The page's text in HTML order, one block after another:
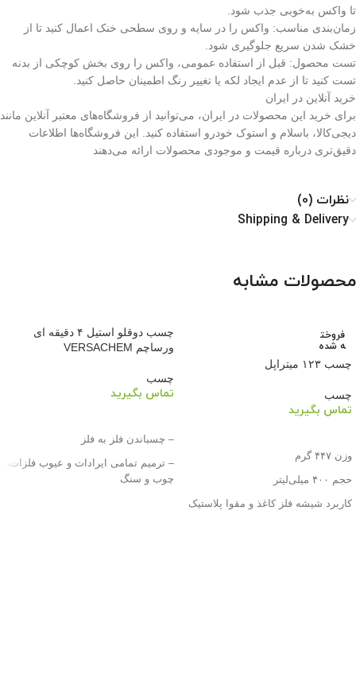
تا واکس به‌خوبی جذب شود.
زمان‌بندی مناسب: واکس را در سایه و روی سطحی خنک اعمال کنید تا از
خشک شدن سریع جلوگیری شود.
تست محصول: قبل از استفاده عمومی، واکس را روی بخش کوچکی از بدنه
تست کنید تا از عدم ایجاد لکه یا تغییر رنگ اطمینان حاصل کنید.
خرید آنلاین در ایران
برای خرید این محصولات در ایران، می‌توانید از فروشگاه‌های معتبر آنلاین مانند
دیجی‌کالا، باسلام و استوک خودرو استفاده کنید. این فروشگاه‌ها اطلاعات
دقیق‌تری درباره قیمت و موجودی محصولات ارائه می‌دهند
نظرات (0)
Shipping & Delivery
محصولات مشابه
فروخت
ه شده
چسب ۱۲۳ میتراپل
چسب
تماس بگیرید
وزن ۴۴۷ گرم
حجم ۴۰۰ میلی‌لیتر
کاربرد شیشه فلز کاغذ و مقوا پلاستیک
چسب دوقلو استیل ۴ دقیقه ای
ورساچم VERSACHEM
چسب
تماس بگیرید
– چسباندن فلز به فلز
– ترمیم تمامی ایرادات و عیوب فلزات،
چوب و سنگ